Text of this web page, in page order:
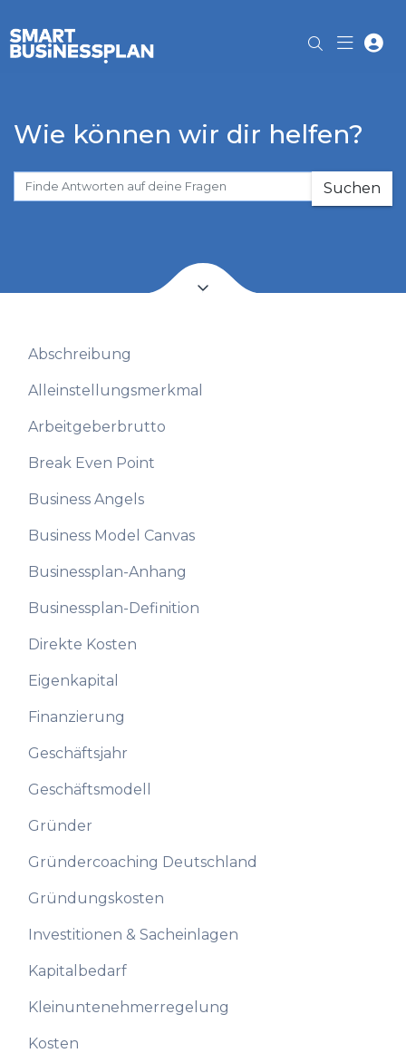
Wie können wir dir helfen?
Suchen
Abschreibung
Alleinstellungsmerkmal
Arbeitgeberbrutto
Break Even Point
Business Angels
Business Model Canvas
Businessplan-Anhang
Businessplan-Definition
Direkte Kosten
Eigenkapital
Finanzierung
Geschäftsjahr
Geschäftsmodell
Gründer
Gründercoaching Deutschland
Gründungskosten
Investitionen & Sacheinlagen
Kapitalbedarf
Kleinuntenehmerregelung
Kosten